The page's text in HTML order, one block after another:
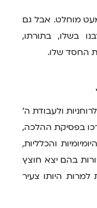
מוחלט. אבל גם
בשלו, בתורתו,
החסד שלו.
ולעבודת ה'
בפסיקת ההלכה,
והכלליות,
בהם יצא חוצץ
היותו צעיר